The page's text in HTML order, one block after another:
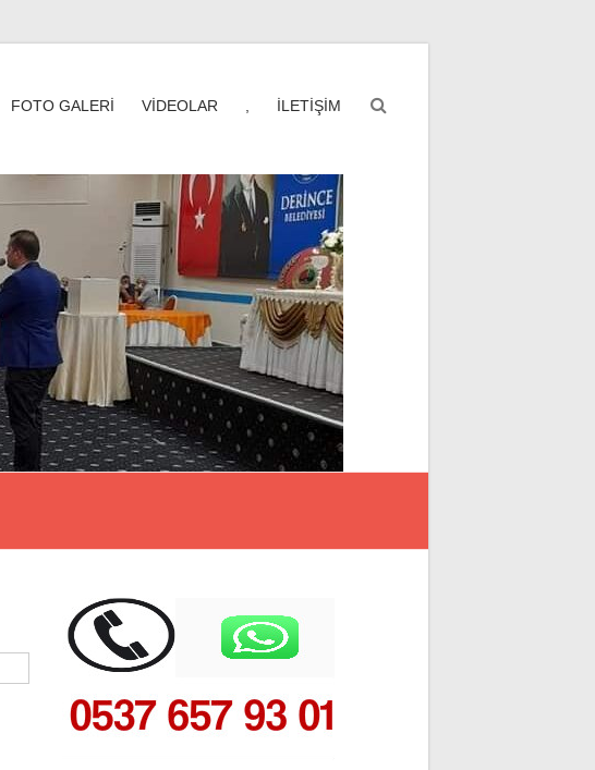
FOTO GALERİ VİDEOLAR İLETİŞİM